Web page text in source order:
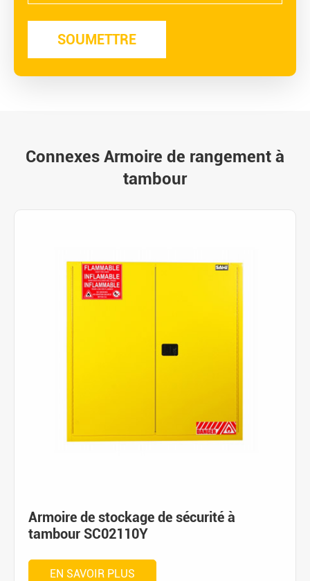
Connexes Armoire de rangement à
tambour
Armoire de stockage de sécurité à
tambour SC02110Y
EN SAVOIR PLUS